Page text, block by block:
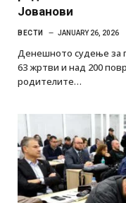
Јованови
ВЕСТИ JANUARY 26, 2026
Денешното судење за
63 жртви и над 200
родителите…